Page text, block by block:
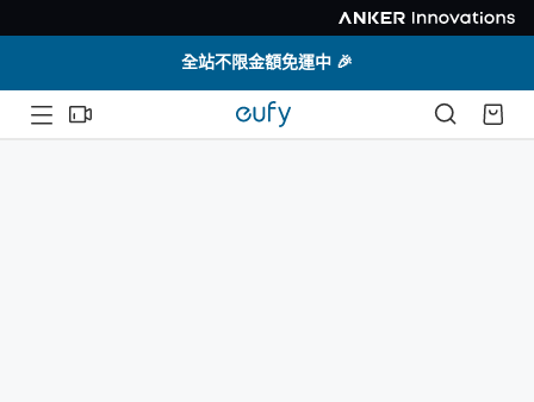
全站不限金額免運中 🎉